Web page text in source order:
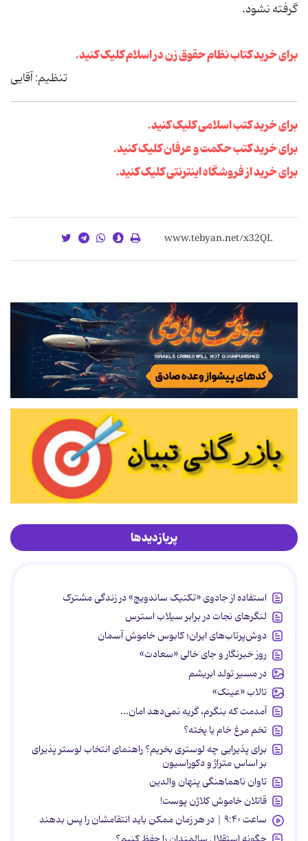
گرفته نشود.
برای خرید کتاب نظام حقوق زن در اسلام کلیک کنید.
تنظیم: آقایی
برای خرید کتب اسلامی کلیک کنید.
برای خرید کتب حکمت و عرفان کلیک کنید.
برای خرید از فروشگاه اینترنتی کلیک کنید.
پربازدیدها
استفاده از جادوی «تکنیک ساندویچ» در زندگی مشترک
لنگرهای نجات در برابر سیلاب استرس
دوش‌پرتاب‌های ایران؛ کابوس خاموش آسمان
روز خبرنگار و جای خالی «سعادت»
در مسیر تولد ابریشم
تالاب «عینک»
آمدمت که بنگرم، گریه نمی‌دهد امان...
تخم مرغ خام یا پخته؟
برای پذیرایی چه لوستری بخریم؟ راهنمای انتخاب لوستر پذیرای
بر اساس متراژ و دکوراسیون
تاوان ناهماهنگی پنهان والدین
قاتلان خاموش کلاژن پوست!
ساعت ۹:۴۰ | در هر زمان ممکن باید انتقامشان را پس بدهند